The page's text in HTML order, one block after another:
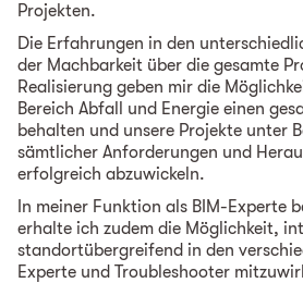
Projekten.
Die Erfahrungen in den
der Machbarkeit über die gesamte
Realisierung geben mir die
Bereich Abfall und Energie einen
behalten und unsere Projekte unter
sämtlicher Anforderungen und
erfolgreich abzuwickeln.
In meiner Funktion als BIM-Experte
erhalte ich zudem die Möglichkeit,
standortübergreifend in den
Experte und Troubleshooter